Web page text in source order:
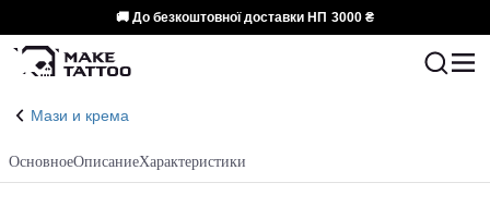
🚚 До безкоштовної доставки НП 3000 ₴
Мази и крема
ОсновноеОписаниеХарактеристики